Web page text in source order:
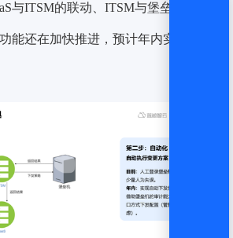
与ITSM的联动、ITSM与堡垒机不同
能还在加快推进，预计年内实现全自